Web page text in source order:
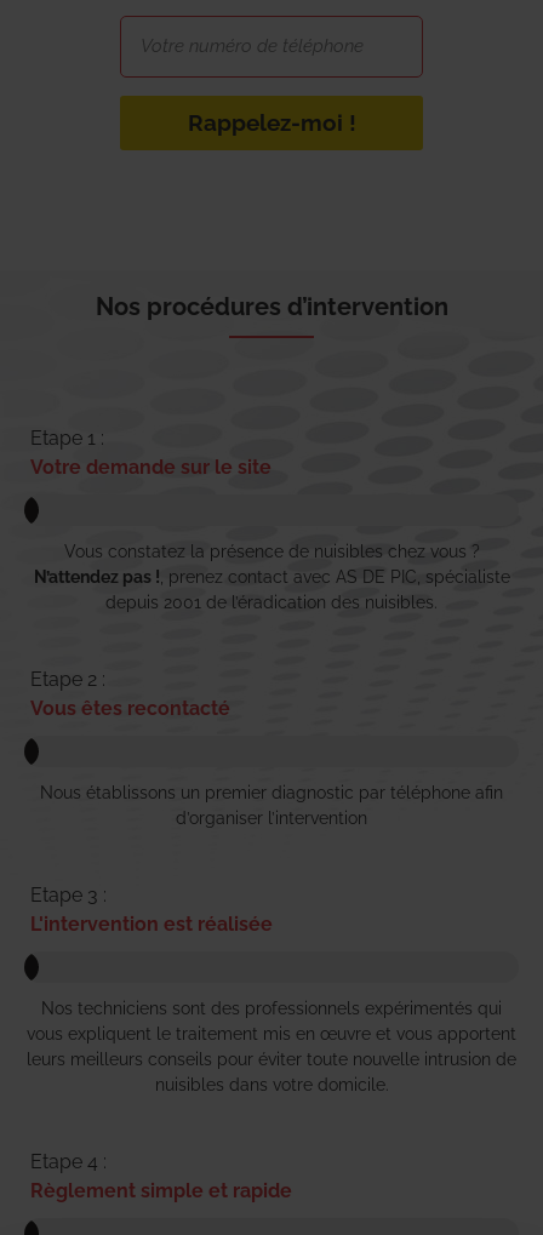
Rappelez-moi !
Nos procédures d’intervention
Etape 1 :
Votre demande sur le site
Vous constatez la présence de nuisibles chez vous ?
N’attendez pas ! , prenez contact avec AS DE PIC, spécialiste
depuis 2001 de l’éradication des nuisibles.
Etape 2 :
Vous êtes recontacté
Nous établissons un premier diagnostic par téléphone afin
d’organiser l’intervention
Etape 3 :
L'intervention est réalisée
Nos techniciens sont des professionnels expérimentés qui
vous expliquent le traitement mis en œuvre et vous apportent
leurs meilleurs conseils pour éviter toute nouvelle intrusion de
nuisibles dans votre domicile.
Etape 4 :
Règlement simple et rapide